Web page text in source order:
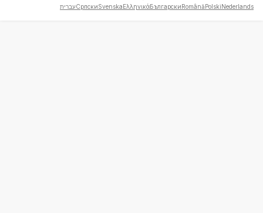
Nederlands
Polski
Română
Български
Ελληνικά
Svenska
Српскиעברית